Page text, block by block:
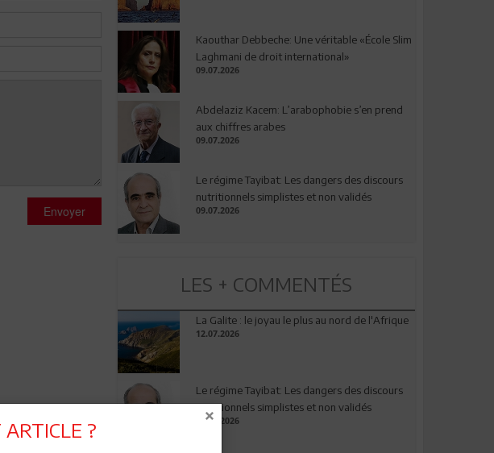
Envoyer
Kaouthar Debbeche: Une véritable «École Slim
Laghmani de droit international»
09.07.2026
Abdelaziz Kacem: L’arabophobie s’en prend
aux chiffres arabes
09.07.2026
Le régime Tayibat: Les dangers des discours
nutritionnels simplistes et non validés
09.07.2026
LES + COMMENTÉS
La Galite : le joyau le plus au nord de l'Afrique
12.07.2026
Le régime Tayibat: Les dangers des discours
nutritionnels simplistes et non validés
09.07.2026
?